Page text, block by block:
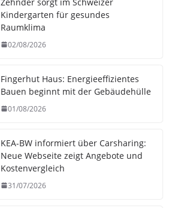
Kindergarten für gesundes
Raumklima
02/08/2026
Fingerhut Haus: Energieeffizientes
Bauen beginnt mit der Gebäudehülle
01/08/2026
KEA-BW informiert über Carsharing:
Neue Webseite zeigt Angebote und
Kostenvergleich
31/07/2026